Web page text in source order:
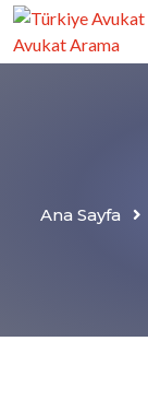
Ana Sayfa